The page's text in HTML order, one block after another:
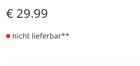
€ 29.99
nicht lieferbar**